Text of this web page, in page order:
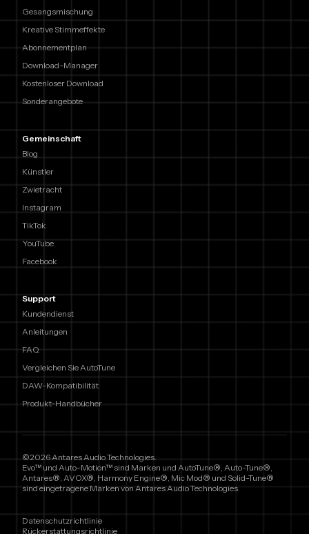
Gesangsmischung
Kreative Stimmeffekte
Abonnementplan
Download-Manager
Kostenloser Download
Sonderangebote
Gemeinschaft
Blog
Künstler
Zwietracht
Instagram
TikTok
YouTube
Facebook
Support
Kundendienst
Anleitungen
FAQ
Vergleichen Sie AutoTune
DAW-Kompatibilität
Produkt-Handbücher
©2026 Antares Audio Technologies.
Evo™ und Auto-Motion™ sind Marken und AutoTune®, Auto-Tune®,
Antares®, AVOX®, Harmony Engine®, Mic Mod® und Solid-Tune®
sind eingetragene Marken von Antares Audio Technologies.
Datenschutzrichtlinie
Rückerstattungsrichtlinie